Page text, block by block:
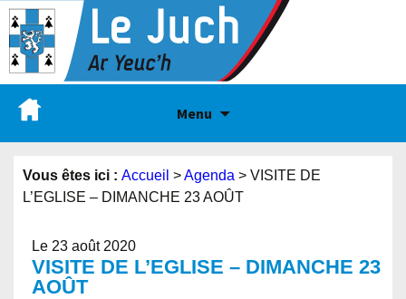
Menu
Vous êtes ici : Accueil >Agenda > VISITE DE
L’EGLISE – DIMANCHE 23 AOÛT
Le 23 août 2020
VISITE DE L’EGLISE – DIMANCHE 23
AOÛT